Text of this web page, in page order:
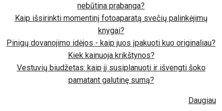
nebūtina prabanga?
Kaip išsirinkti momentinį fotoaparatą svečių palinkėjimų
knygai?
Pinigų dovanojimo idėjos - kaip juos įpakuoti kuo originaliau?
Kiek kainuoja krikštynos?
Vestuvių biudžetas: kaip jį susiplanuoti ir išvengti šoko
pamatant galutinę sumą?
Daugiau